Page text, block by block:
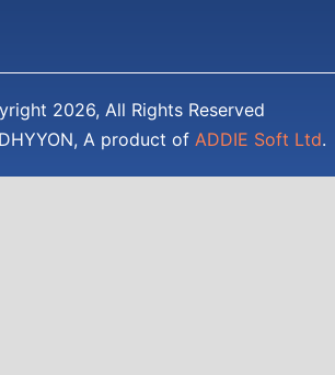
2026, All Rights Reserved
A product of ADDIE Soft Ltd.